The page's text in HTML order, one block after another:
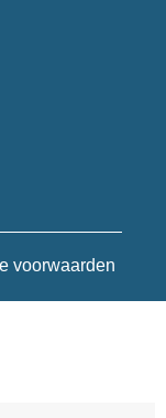
voorwaarden